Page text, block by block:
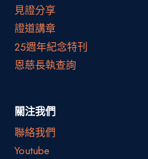
見證分享
證道講章
25週年紀念特刊
恩慈長執查詢
關注我們
聯絡我們
Youtube